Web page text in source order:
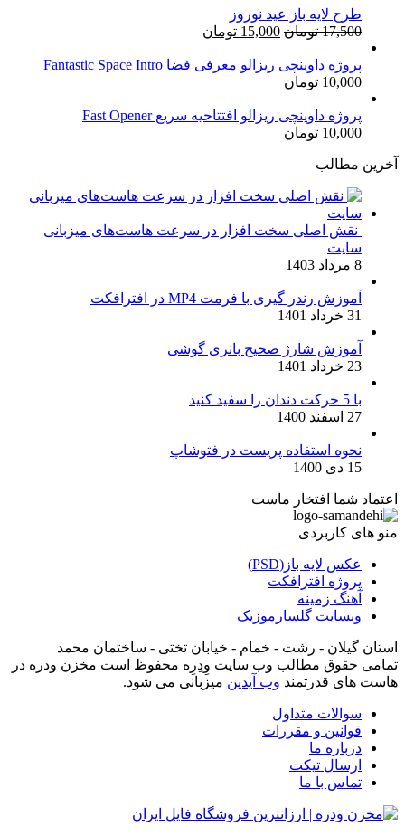
طرح لایه باز عید نوروز
17,500 تومان قیمت
17,500 تومان
15,000 تومان
15,000 تومان.
پروژه داوینچی ریزالو معرفی فضا Fantastic Space Intro
10,000 تومان
پروژه داوینچی ریزالو افتتاحیه سریع Fast Opener
10,000 تومان
آخرین مطالب
نقش اصلی سخت افزار در سرعت هاست‌های میزبانی
سایت
8 مرداد 1403
آموزش رندر گیری با فرمت MP4 در افترافکت
31 خرداد 1401
آموزش شارژ صحیح باتری گوشی
23 خرداد 1401
با 5 حرکت دندان را سفید کنید
27 اسفند 1400
نحوه استفاده پریست در فتوشاپ
15 دی 1400
اعتماد شما افتخار ماست
منو های کاربردی
عکس لایه باز(PSD)
پروژه افترافکت
آهنگ زمینه
وبسایت گلسارموزیک
استان گیلان - رشت - خمام - خیابان تختی - ساختمان محمد
تمامی حقوق مطالب وب سایت وِدِرِه محفوظ است مخزن ودره در
هاست های قدرتمند وب آیدین میزبانی می شود.
سوالات متداول
قوانین و مقررات
درباره ما
ارسال تیکت
تماس با ما